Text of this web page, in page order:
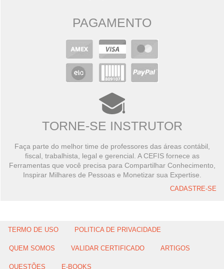
PAGAMENTO
TORNE-SE INSTRUTOR
Faça parte do melhor time de professores das áreas contábil,
fiscal, trabalhista, legal e gerencial. A CEFIS fornece as
Ferramentas que você precisa para Compartilhar Conhecimento,
Inspirar Milhares de Pessoas e Monetizar sua Expertise.
CADASTRE-SE
TERMO DE USO POLITICA DE PRIVACIDADE
QUEM SOMOS VALIDAR CERTIFICADO ARTIGOS
QUESTÕES E-BOOKS